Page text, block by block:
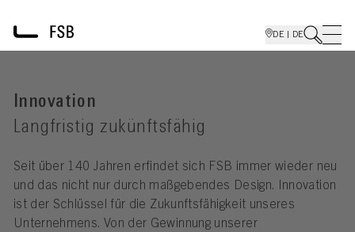
DE | DE
Innovation
Langfristig zukünftsfähig
Seit über 140 Jahren erfindet sich FSB immer wieder neu
und das nicht nur durch maßgebendes Design. Innovation
ist der Schlüssel für die Zukunftsfähigkeit unseres
Unternehmens. Von der Gewinnung unserer